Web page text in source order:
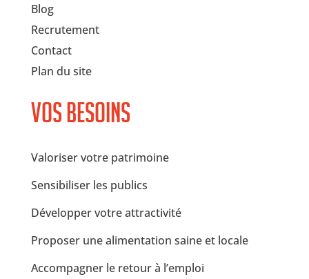
Blog
Recrutement
Contact
Plan du site
Vos besoins
Valoriser votre patrimoine
Sensibiliser les publics
Développer votre attractivité
Proposer une alimentation saine et locale
Accompagner le retour à l’emploi